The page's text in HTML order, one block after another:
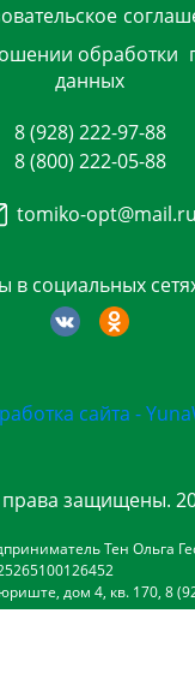
обработки
данных
в социальных
8 (928) 222-97-88
8 (800) 222-05-88
tomiko-opt@mail.ru
защищены.
Тен Ольга
дом 4, кв. 170, 8